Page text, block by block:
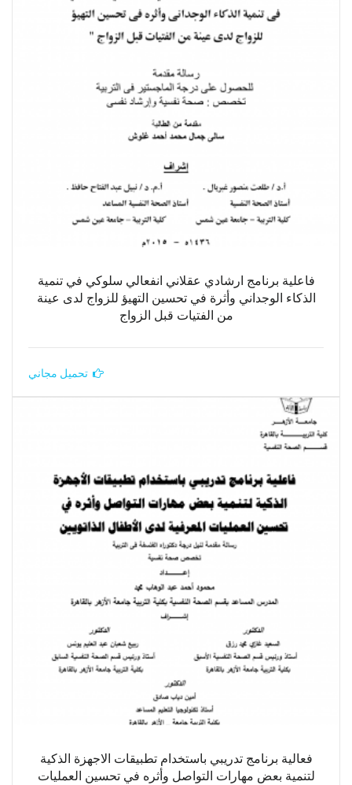
فاعلية برنامج ارشادي عقلاني انفعالي سلوكي في تنمية
الذكاء الوجداني وأثرة في تحسين التهيؤ للزواج لدى عينة
من الفتيات قبل الزواج
تحميل مجاني
فعالية برنامج تدريبي باستخدام تطبيقات الاجهزة الذكية
لتنمية بعض مهارات التواصل وأثره في تحسين العمليات